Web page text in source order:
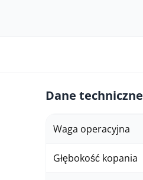
Dane techniczne
Waga operacyjna
Głębokość kopania